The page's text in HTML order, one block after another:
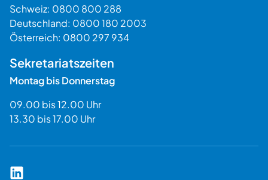
Schweiz: 0800 800 288
Deutschland: 0800 180 2003
Österreich: 0800 297 934
Sekretariatszeiten
Montag bis Donnerstag
09.00 bis 12.00 Uhr
13.30 bis 17.00 Uhr
Coach Akademie Schweiz auf LinkedIn